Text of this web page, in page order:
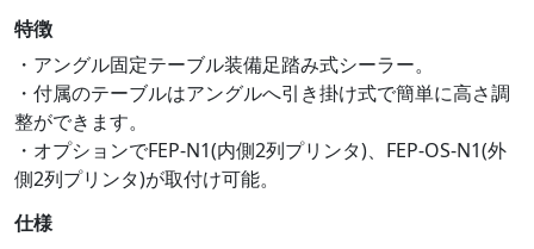
特徴
・アングル固定テーブル装備足踏み式シーラー。
・付属のテーブルはアングルへ引き掛け式で簡単に高さ調
整ができます。
・オプションでFEP-N1(内側2列プリンタ)、FEP-OS-N1(外
側2列プリンタ)が取付け可能。
仕様